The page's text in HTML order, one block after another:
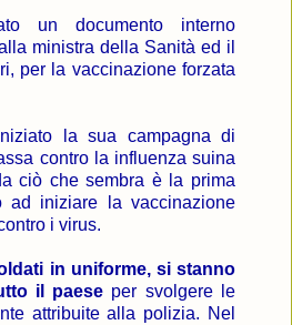
un documento interno
ministra della Sanità ed il
per la vaccinazione forzata
la sua campagna di
contro la influenza suina
ciò che sembra è la prima
ad iniziare la vaccinazione
i virus.
in uniforme, si stanno
il paese per svolgere le
attribuite alla polizia. Nel